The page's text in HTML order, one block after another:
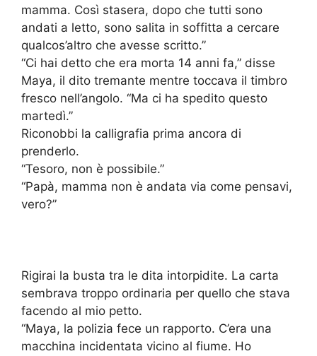
mamma. Così stasera, dopo che tutti sono
andati a letto, sono salita in soffitta a cercare
qualcos’altro che avesse scritto.”
“Ci hai detto che era morta 14 anni fa,” disse
Maya, il dito tremante mentre toccava il timbro
fresco nell’angolo. “Ma ci ha spedito questo
martedì.”
Riconobbi la calligrafia prima ancora di
prenderlo.
“Tesoro, non è possibile.”
“Papà, mamma non è andata via come pensavi,
vero?”
Rigirai la busta tra le dita intorpidite. La carta
sembrava troppo ordinaria per quello che stava
facendo al mio petto.
“Maya, la polizia fece un rapporto. C’era una
macchina incidentata vicino al fiume. Ho